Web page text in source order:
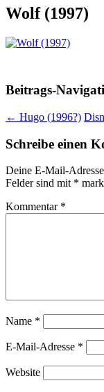
Wolf (1997)
Beitrags-
← Hugo (1996?)
Schreibe einen
Deine E-Mail-
Felder sind mit *
Kommentar *
Name *
E-Mail-Adresse *
Website